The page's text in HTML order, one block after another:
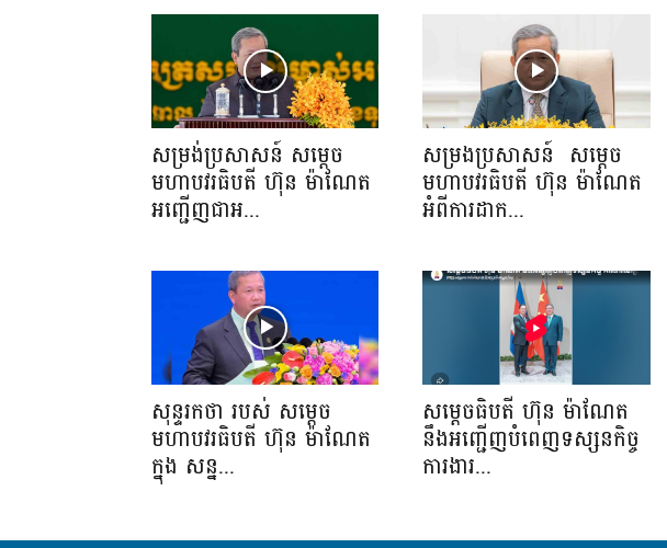
សម្រង់ប្រសាសន៍ សម្ដេច
មហាបវរធិបតី ហ៊ុន ម៉ាណែត
អញ្ជើញជាអ...
សម្រងប្រសាសន៍ សម្ដេច
មហាបវរធិបតី ហ៊ុន ម៉ាណែត
អំពីការដាក...
សុន្ទរកថា របស់ សម្ដេច
មហាបវរធិបតី ហ៊ុន ម៉ាណែត
ក្នុង សន្ន...
សម្តេចធិបតី ហ៊ុន ម៉ាណែត
នឹងអញ្ជើញបំពេញទស្សនកិច្ច
ការងារ...